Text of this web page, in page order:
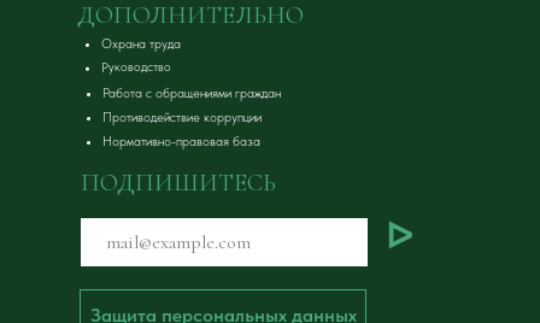
Охрана труда
Руководство
Работа с обращениями граждан
ДОПОЛНИТЕЛЬНО
Противодействие коррупции
Нормативно-правовая база
ПОДПИШИТЕСЬ
ᐅ
Защита персональных данных